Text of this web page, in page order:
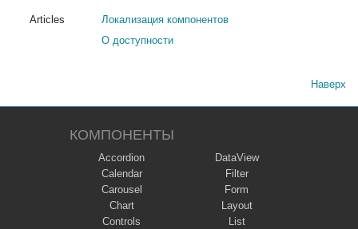
Articles
Локализация компонентов
О доступности
Наверх
КОМПОНЕНТЫ
Accordion
Calendar
Carousel
Chart
Controls
DataView
Filter
Form
Layout
List